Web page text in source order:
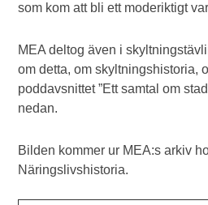
som kom att bli ett moderiktigt
MEA deltog även i
om detta, om skyltningshistoria,
poddavsnittet ”Ett samtal om
nedan.
Bilden kommer ur MEA:s arkiv
Näringslivshistoria.